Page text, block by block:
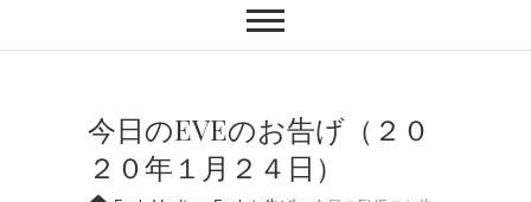
今日のEVEのお告げ（２０
２０年１月２４日）